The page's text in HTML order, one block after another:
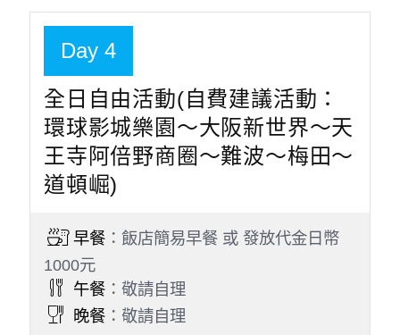
門票景點：勝尾寺
此行程設定飯店之房型皆為商務經濟房型，房間大
小約13～15平方米二小床，請務必充份理解敬請
見諒。
此團型日本飯店規定：兒童6歲以上就視同大人，
需算佔床團費。
貼心提醒
今日行車時間參考：飯店→（約１小時）勝尾寺
→（約１０分鐘）箕面公園→（約１５分鐘）箕面
QS MALL→飯店